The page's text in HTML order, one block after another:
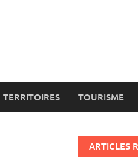
TERRITOIRES TOURISME
ARTICLES